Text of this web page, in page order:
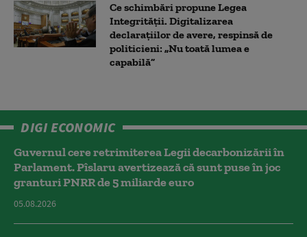
Ce schimbări propune Legea
Integrității. Digitalizarea
declarațiilor de avere, respinsă de
politicieni: „Nu toată lumea e
capabilă”
DIGI ECONOMIC
Guvernul cere retrimiterea Legii decarbonizării în
Parlament. Pîslaru avertizează că sunt puse în joc
granturi PNRR de 5 miliarde euro
05.08.2026